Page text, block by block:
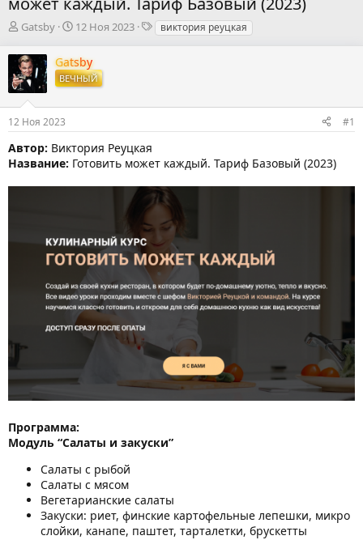
А
т
о
р
м
ы
Gatsby
Д
т
а
н
а
л
а
12 Ноя 2023
Твиктория реуцкая
Gatsby
ВЕЧНЫЙ
12 Ноя 2023 #1
Автор: Виктория Реуцкая
Название: Готовить может каждый. Тариф Базовый (2023)
Программа:
Модуль “Салаты и закуски”
Салаты с рыбой
Салаты с мясом
Вегетарианские салаты
Закуски: риет, финские картофельные лепешки, микро
слойки, канапе, паштет, тарталетки, брускетты